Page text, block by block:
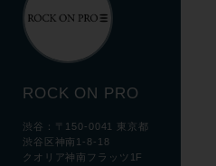
ROCK ON PRO
渋谷：〒150-0041 東京都
渋谷区神南1-8-18
クオリア神南フラッツ1F